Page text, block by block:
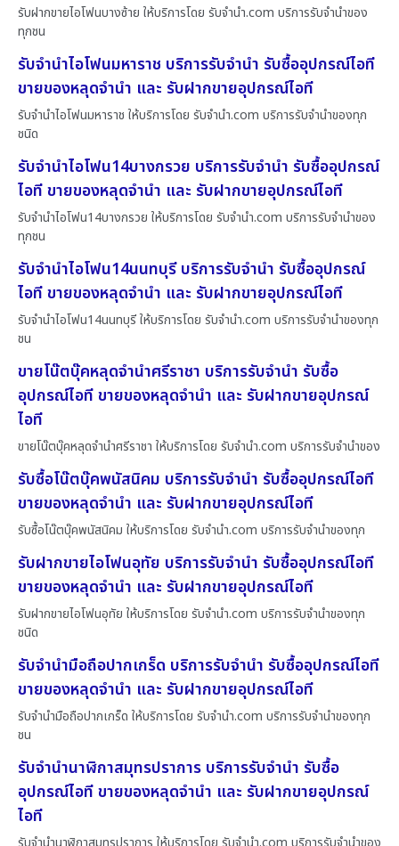
รับฝากขายไอโฟนบางซ้าย ให้บริการโดย รับจํานํา.com บริการรับจำนำของ
ทุกชน
รับจำนำไอโฟนมหาราช บริการรับจำนำ รับซื้ออุปกรณ์ไอที
ขายของหลุดจำนำ และ รับฝากขายอุปกรณ์ไอที
รับจำนำไอโฟนมหาราช ให้บริการโดย รับจํานํา.com บริการรับจำนำของทุก
ชนิด
รับจำนำไอโฟน14บางกรวย บริการรับจำนำ รับซื้ออุปกรณ์
ไอที ขายของหลุดจำนำ และ รับฝากขายอุปกรณ์ไอที
รับจำนำไอโฟน14บางกรวย ให้บริการโดย รับจํานํา.com บริการรับจำนำของ
ทุกชน
รับจำนำไอโฟน14นนทบุรี บริการรับจำนำ รับซื้ออุปกรณ์
ไอที ขายของหลุดจำนำ และ รับฝากขายอุปกรณ์ไอที
รับจำนำไอโฟน14นนทบุรี ให้บริการโดย รับจํานํา.com บริการรับจำนำของทุก
ชน
ขายโน๊ตบุ๊คหลุดจำนำศรีราชา บริการรับจำนำ รับซื้อ
อุปกรณ์ไอที ขายของหลุดจำนำ และ รับฝากขายอุปกรณ์
ไอที
ขายโน๊ตบุ๊คหลุดจำนำศรีราชา ให้บริการโดย รับจํานํา.com บริการรับจำนำของ
รับซื้อโน๊ตบุ๊คพนัสนิคม บริการรับจำนำ รับซื้ออุปกรณ์ไอที
ขายของหลุดจำนำ และ รับฝากขายอุปกรณ์ไอที
รับซื้อโน๊ตบุ๊คพนัสนิคม ให้บริการโดย รับจํานํา.com บริการรับจำนำของทุก
รับฝากขายไอโฟนอุทัย บริการรับจำนำ รับซื้ออุปกรณ์ไอที
ขายของหลุดจำนำ และ รับฝากขายอุปกรณ์ไอที
รับฝากขายไอโฟนอุทัย ให้บริการโดย รับจํานํา.com บริการรับจำนำของทุก
ชนิด
รับจำนำมือถือปากเกร็ด บริการรับจำนำ รับซื้ออุปกรณ์ไอที
ขายของหลุดจำนำ และ รับฝากขายอุปกรณ์ไอที
รับจำนำมือถือปากเกร็ด ให้บริการโดย รับจํานํา.com บริการรับจำนำของทุก
ชน
รับจำนำนาฬิกาสมุทรปราการ บริการรับจำนำ รับซื้อ
อุปกรณ์ไอที ขายของหลุดจำนำ และ รับฝากขายอุปกรณ์
ไอที